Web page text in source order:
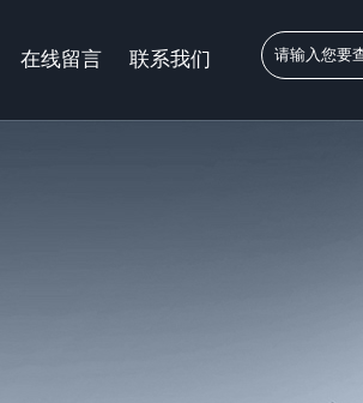
在线留言 联系我们